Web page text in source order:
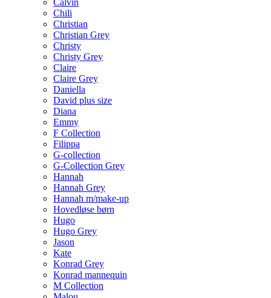
Chili
Christian
Christian Grey
Christy
Christy Grey
Claire
Claire Grey
Daniella
David plus size
Diana
Emmy
F Collection
Filippa
G-collection
G-Collection Grey
Hannah
Hannah Grey
Hannah m/make-up
Hovedløse børn
Hugo
Hugo Grey
Jason
Kate
Konrad Grey
Konrad mannequin
M Collection